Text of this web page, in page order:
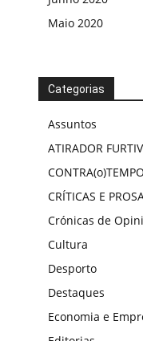
Maio 2020
Categorias
Assuntos
ATIRADOR
CONTRA(o)TEMPO
CRÍTICAS E
Crónicas de
Cultura
Desporto
Destaques
Economia e